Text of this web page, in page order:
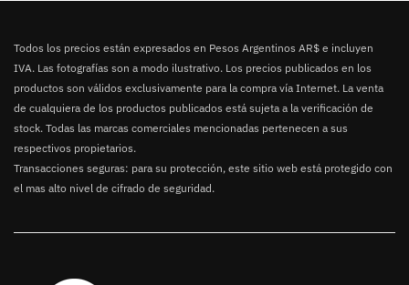
Todos los precios están expresados en Pesos Argentinos AR$ e incluyen
IVA. Las fotografías son a modo ilustrativo. Los precios publicados en los
productos son válidos exclusivamente para la compra vía Internet. La venta
de cualquiera de los productos publicados está sujeta a la verificación de
stock. Todas las marcas comerciales mencionadas pertenecen a sus
respectivos propietarios.
Transacciones seguras: para su protección, este sitio web está protegido con
el mas alto nivel de cifrado de seguridad.